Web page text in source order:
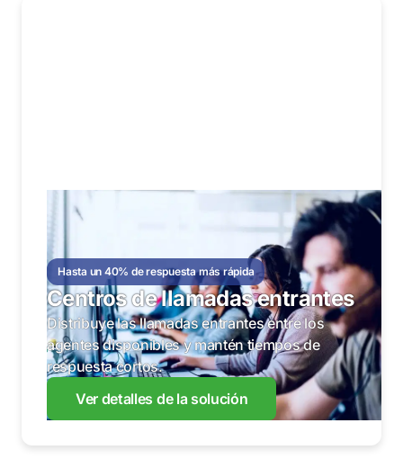
Hasta un 40% de respuesta más rápida
Centros de llamadas entrantes
Distribuye las llamadas entrantes entre los
agentes disponibles y mantén tiempos de
respuesta cortos.
Ver detalles de la solución